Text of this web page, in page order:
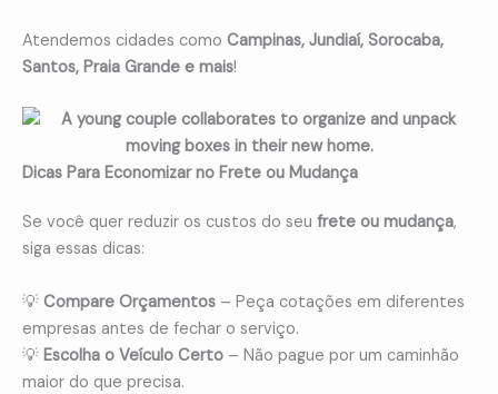
Atendemos cidades como Campinas, Jundiaí, Sorocaba,
Santos, Praia Grande e mais!
Dicas Para Economizar no Frete ou Mudança
Se você quer reduzir os custos do seu frete ou mudança,
siga essas dicas:
💡 Compare Orçamentos – Peça cotações em diferentes
empresas antes de fechar o serviço.
💡 Escolha o Veículo Certo – Não pague por um caminhão
maior do que precisa.